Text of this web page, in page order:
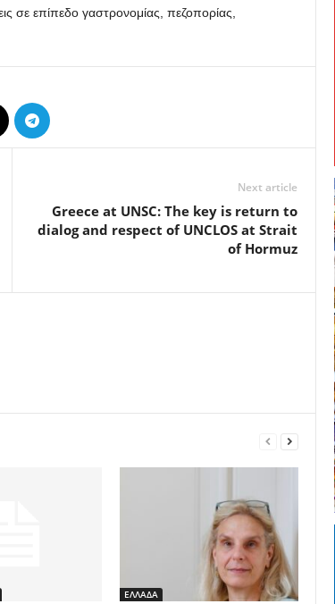
σε επίπεδο γαστρονομίας, πεζοπορίας,
Next article
Greece at UNSC: The key is return to
dialog and respect of UNCLOS at Strait
of Hormuz
ΕΛΛΑΔΑ